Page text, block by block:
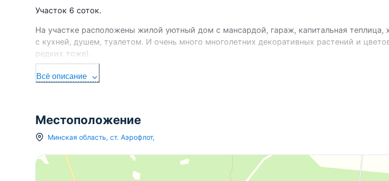
Участок 6 соток.
На участке расположены жилой уютный дом с мансардой, гараж, капитальная теплица,
с кухней, душем, туалетом. И очень много многолетних декоративных растений и
редких тоже).
Дом деревянный. Обложен кирпичом. Оштукатурен и покрашен. Крыша металлочерепица
Ferrara. Окна ПВХ, двухкамерные.
На террасе пол и стены отделаны керамогранитом.
На первом этаже дома все полы из сосновой доски, обработаны алкидной пропиткой и
покрашены яхтным лаком.
На веранде стены из вагонки, потолок декоративная фанера. Два входа-выхода из дома.
Всё описание
Местоположение
Минская область, ст. Аэрофлот,